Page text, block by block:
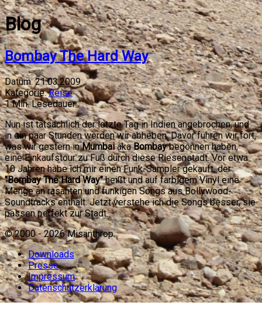
Blog
Bombay The Hard Way
Datum: 21.03.2009
Kategorie: Reise
1Min. Lesedauer
Nun ist tatsächlich der letzte Tag in Indien angebrochen, und
in ein paar Stunden werden wir abheben. Davor führen wir fort,
was wir gestern inMumbaiakaBombaybegonnen haben,
eine Einkaufstour zu Fuß durch diese Riesenstadt. Vor etwa
10 Jahren habe ich mir einen Funk-Sampler gekauft, der
"Bombay The Hard Way"heißt und auf farbigem Vinyl eine
Menge an rasanten und funkigen Songs aus Bollywood-
Soundtracks enthält. Jetzt verstehe ich die Songs besser, sie
passen perfekt zur Stadt.
© 2000 -2026Misanthrop.
Downloads
Presse
Impressum
Datenschutzerklärung